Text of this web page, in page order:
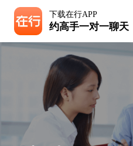
下载在行APP
约高手一对一聊天